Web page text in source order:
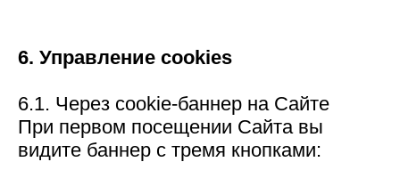
6. Управление cookies
6.1. Через cookie-баннер на Сайте
При первом посещении Сайта вы
видите баннер с тремя кнопками: